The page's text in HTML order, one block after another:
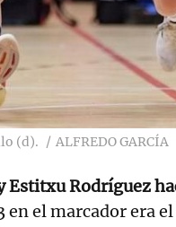
(d). ALFREDO GARCÍA
Estitxu Rodríguez
en el marcador era